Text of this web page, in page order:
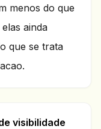
menos do que
ainda
que se trata
visibilidade